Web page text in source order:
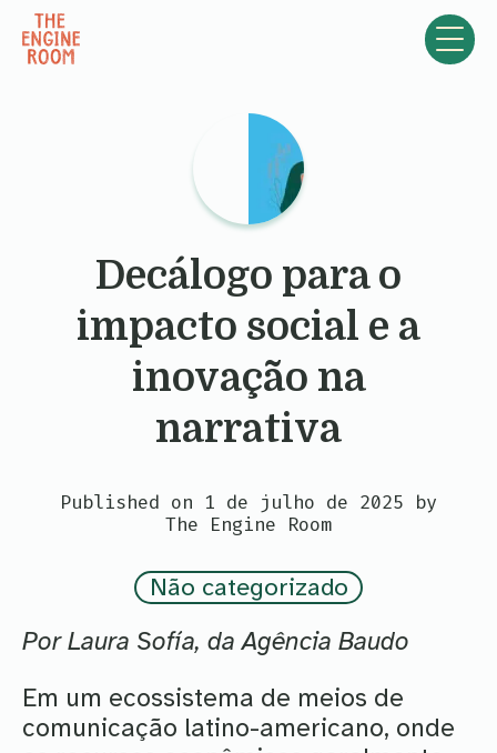
Skip to content
Decálogo para o
impacto social e a
inovação na
narrativa
Published on 1 de julho de 2025 by
The Engine Room
Não categorizado
Por Laura Sofía, da Agência Baudo
Em um ecossistema de meios de
comunicação latino-americano, onde